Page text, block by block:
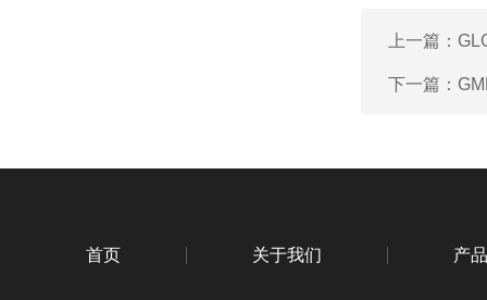
上一篇：
下一篇：
首页 关于我们 产